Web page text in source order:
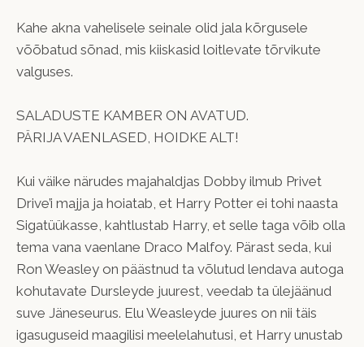
Kahe akna vahelisele seinale olid jala kõrgusele
võõbatud sõnad, mis kiiskasid loitlevate tõrvikute
valguses.
SALADUSTE KAMBER ON AVATUD.
PÄRIJA VAENLASED, HOIDKE ALT!
Kui väike närudes majahaldjas Dobby ilmub Privet
Drive’i majja ja hoiatab, et Harry Potter ei tohi naasta
Sigatüükasse, kahtlustab Harry, et selle taga võib olla
tema vana vaenlane Draco Malfoy. Pärast seda, kui
Ron Weasley on päästnud ta võlutud lendava autoga
kohutavate Dursleyde juurest, veedab ta ülejäänud
suve Jäneseurus. Elu Weasleyde juures on nii täis
igasuguseid maagilisi meelelahutusi, et Harry unustab